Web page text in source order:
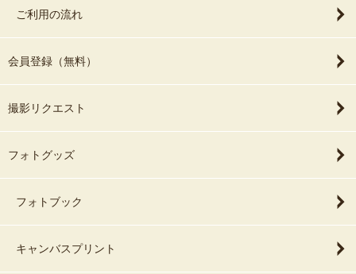
ご利用の流れ
会員登録（無料）
撮影リクエスト
フォトグッズ
フォトブック
キャンバスプリント